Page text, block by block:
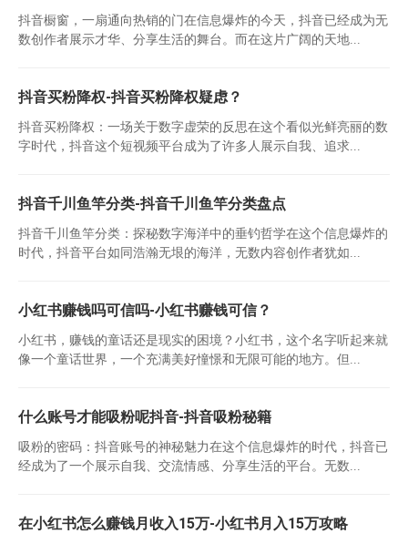
抖音橱窗，一扇通向热销的门在信息爆炸的今天，抖音已经成为无
数创作者展示才华、分享生活的舞台。而在这片广阔的天地...
抖音买粉降权-抖音买粉降权疑虑？
抖音买粉降权：一场关于数字虚荣的反思在这个看似光鲜亮丽的数
字时代，抖音这个短视频平台成为了许多人展示自我、追求...
抖音千川鱼竿分类-抖音千川鱼竿分类盘点
抖音千川鱼竿分类：探秘数字海洋中的垂钓哲学在这个信息爆炸的
时代，抖音平台如同浩瀚无垠的海洋，无数内容创作者犹如...
小红书赚钱吗可信吗-小红书赚钱可信？
小红书，赚钱的童话还是现实的困境？小红书，这个名字听起来就
像一个童话世界，一个充满美好憧憬和无限可能的地方。但...
什么账号才能吸粉呢抖音-抖音吸粉秘籍
吸粉的密码：抖音账号的神秘魅力在这个信息爆炸的时代，抖音已
经成为了一个展示自我、交流情感、分享生活的平台。无数...
在小红书怎么赚钱月收入15万-小红书月入15万攻略